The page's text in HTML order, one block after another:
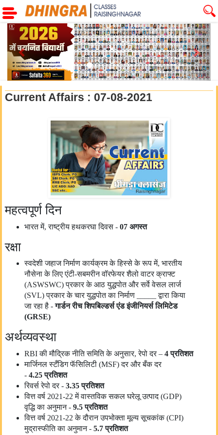
Previous Next
Current Affairs : 07-08-2021
महत्वपूर्ण दिन
भारत में, राष्ट्रीय हथकरघा दिवस - 07 अगस्त
रक्षा
स्वदेशी जहाज निर्माण कार्यक्रम के हिस्से के रूप में, भारतीय
नौसेना के लिए एंटी-सबमरीन वॉरफेयर शैलो वाटर क्राफ्ट
(ASWSWC) प्रकार के आठ युद्धपोत और सर्वे वेसल लार्ज
(SVL) प्रकार के चार युद्धपोत का निर्माण _____ द्वारा किया
जा रहा है - गार्डन रीच शिपबिल्डर्स एंड इंजीनियर्स लिमिटेड
(GRSE)
अर्थव्यवस्था
RBI की मौद्रिक नीति समिति के अनुसार, रेपो दर – 4 प्रतिशत
मार्जिनल स्टँडिग फॅसिलिटी (MSF) दर और बँक दर
- 4.25 प्रतिशत
रिवर्स रेपो दर - 3.35 प्रतिशत
वित्त वर्ष 2021-22 में वास्तविक सकल घरेलू उत्पाद (GDP)
वृद्धि का अनुमान - 9.5 प्रतिशत
वित्त वर्ष 2021-22 के दौरान उपभोक्ता मूल्य सूचकांक (CPI)
मुद्रास्फीति का अनुमान - 5.7 प्रतिशत